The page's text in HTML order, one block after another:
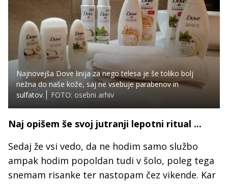
Najnovejša Dove linija za nego telesa je še toliko bolj
nežna do naše kože, saj ne vsebuje parabenov in
sulfatov.
FOTO: osebni arhiv
Naj opišem še svoj jutranji lepotni ritual ...
Sedaj že vsi vedo, da ne hodim samo službo
ampak hodim popoldan tudi v šolo, poleg tega
snemam risanke ter nastopam čez vikende. Kar